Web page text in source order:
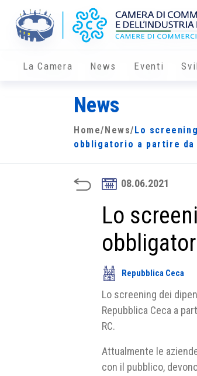
La Camera News Eventi
News
Home/ News/ Lo
obbligatorio a partire da
08.06.2021
Lo
Repubblica Ceca
Lo screening dei
Repubblica Ceca a
RC.
Attualmente le
con il pubblico,